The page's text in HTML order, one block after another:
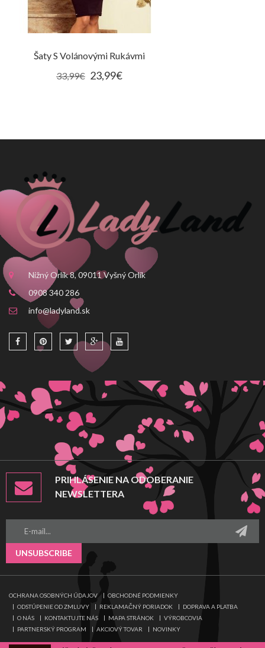
Šaty S Volánovými Rukávmi
33,99€ 23,99€
Nižný Orlík 8, 09011 Vyšný Orlík
0908 340 286
info@ladyland.sk
PRIHLÁSENIE NA ODOBERANIE
NEWSLETTERA
UNSUBSCRIBE
OCHRANA OSOBNÝCH ÚDAJOV
OBCHODNÉ PODMIENKY
ODSTÚPENIE OD ZMLUVY
REKLAMAČNÝ PORIADOK
DOPRAVA A PLATBA
O NÁS
KONTAKTUJTE NÁS MAPA STRÁNOK
VÝROBCOVIA
PARTNERSKÝ PROGRAM
AKCIOVÝ TOVAR NOVINKY